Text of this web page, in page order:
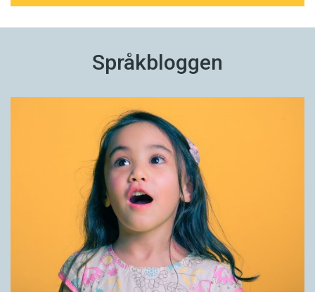
Språkbloggen